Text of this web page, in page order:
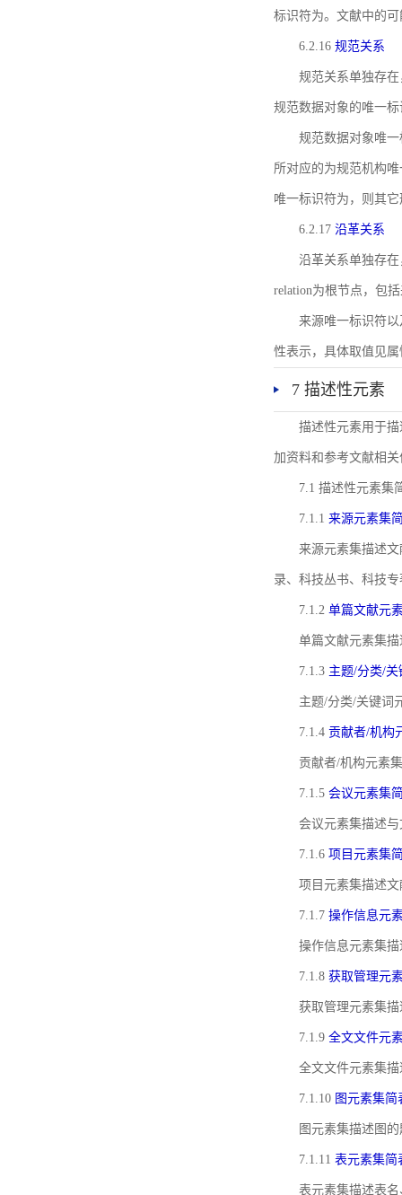
标识符为。文献中的
6.2.16 规范关系
规范关系单独存
规范数据对象的唯一
规范数据对象唯一
所对应的为规范机构
唯一标识符为，则其
6.2.17 沿革关系
沿革关系单独存
relation为根节点，包
来源唯一标识符以
性表示，具体取值见属
7 描述性元素
描述性元素用于
加资料和参考文献相
7.1 描述性元素集
7.1.1 来源元素集
来源元素集描述
录、科技丛书、科技
7.1.2 单篇文献元
单篇文献元素集
7.1.3 主题/分类/
主题/分类/关键词
7.1.4 贡献者/机构
贡献者/机构元素
7.1.5 会议元素集
会议元素集描述
7.1.6 项目元素集
项目元素集描述
7.1.7 操作信息元
操作信息元素集
7.1.8 获取管理元
获取管理元素集
7.1.9 全文文件元
全文文件元素集
7.1.10 图元素集简
图元素集描述图
7.1.11 表元素集简
表元素集描述表